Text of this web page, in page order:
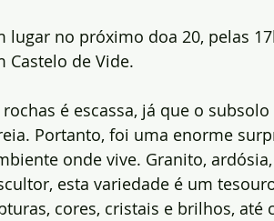
lugar no próximo doa 20, pelas
Castelo de Vide.
é escassa, já que o
Portanto, foi uma enorme
onde vive. Granito,
esta variedade é um
cores, cristais e brilhos, até